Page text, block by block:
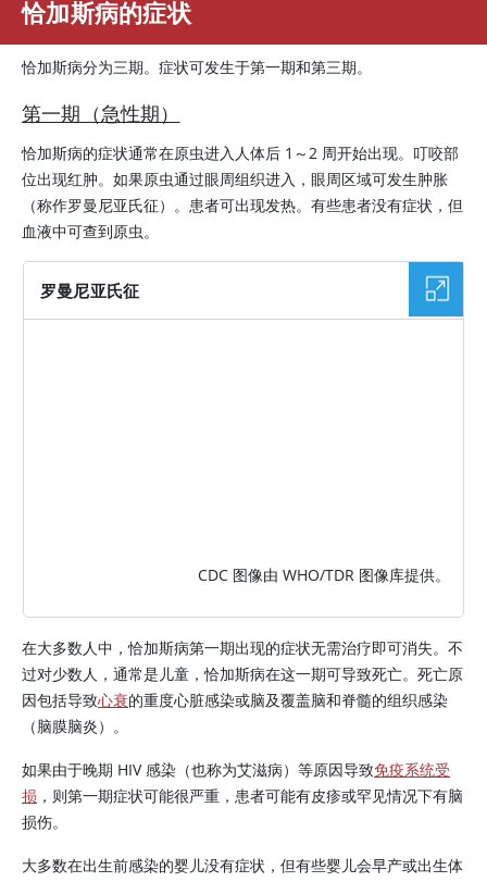
恰加斯病的症状
恰加斯病分为三期。症状可发生于第一期和第三期。
第一期（急性期）
恰加斯病的症状通常在原虫进入人体后 1～2 周开始出现。叮咬部
位出现红肿。如果原虫通过眼周组织进入，眼周区域可发生肿胀
（称作罗曼尼亚氏征）。患者可出现发热。有些患者没有症状，但
血液中可查到原虫。
罗曼尼亚氏征
CDC 图像由 WHO/TDR 图像库提供。
在大多数人中，恰加斯病第一期出现的症状无需治疗即可消失。不
过对少数人，通常是儿童，恰加斯病在这一期可导致死亡。死亡原
因包括导致心衰的重度心脏感染或脑及覆盖脑和脊髓的组织感染
（脑膜脑炎）。
如果由于晚期 HIV 感染（也称为艾滋病）等原因导致免疫系统受
损 ，则第一期症状可能很严重，患者可能有皮疹或罕见情况下有脑
损伤。
大多数在出生前感染的婴儿没有症状，但有些婴儿会早产或出生体